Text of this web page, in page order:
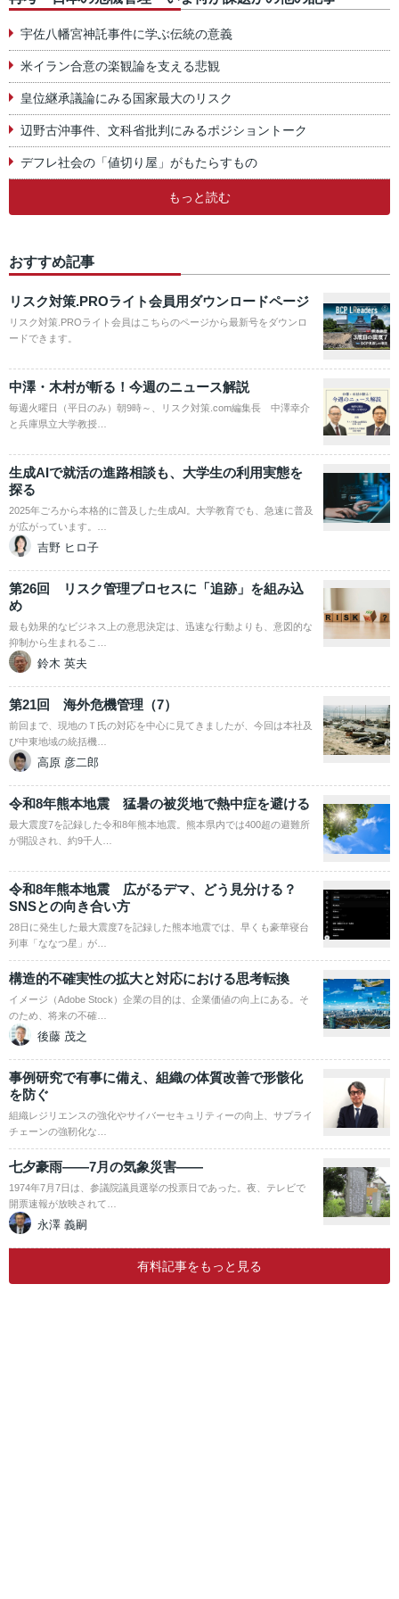
宇佐八幡宮神託事件に学ぶ伝統の意義
米イラン合意の楽観論を支える悲観
皇位継承議論にみる国家最大のリスク
辺野古沖事件、文科省批判にみるポジショントーク
デフレ社会の「値切り屋」がもたらすもの
もっと読む
おすすめ記事
リスク対策.PROライト会員用ダウンロードページ
リスク対策.PROライト会員はこちらのページから最新号をダウンロ
ードできます。
中澤・木村が斬る！今週のニュース解説
毎週火曜日（平日のみ）朝9時～、リスク対策.com編集長 中澤幸介
と兵庫県立大学教授…
生成AIで就活の進路相談も、大学生の利用実態を
探る
2025年ごろから本格的に普及した生成AI。大学教育でも、急速に普及
が広がっています。…
吉野 ヒロ子
第26回 リスク管理プロセスに「追跡」を組み込
め
最も効果的なビジネス上の意思決定は、迅速な行動よりも、意図的な
抑制から生まれるこ…
鈴木 英夫
第21回 海外危機管理（7）
前回まで、現地のＴ氏の対応を中心に見てきましたが、今回は本社及
び中東地域の統括機…
高原 彦二郎
令和8年熊本地震 猛暑の被災地で熱中症を避ける
最大震度7を記録した令和8年熊本地震。熊本県内では400超の避難所
が開設され、約9千人…
令和8年熊本地震 広がるデマ、どう見分ける？
SNSとの向き合い方
28日に発生した最大震度7を記録した熊本地震では、早くも豪華寝台
列車「ななつ星」が…
構造的不確実性の拡大と対応における思考転換
イメージ（Adobe Stock）企業の目的は、企業価値の向上にある。そ
のため、将来の不確…
後藤 茂之
事例研究で有事に備え、組織の体質改善で形骸化
を防ぐ
組織レジリエンスの強化やサイバーセキュリティーの向上、サプライ
チェーンの強靭化な…
七夕豪雨――7月の気象災害――
1974年7月7日は、参議院議員選挙の投票日であった。夜、テレビで
開票速報が放映されて…
永澤 義嗣
有料記事をもっと見る